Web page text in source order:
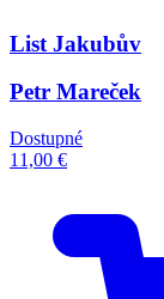
List Jakubův
Petr Mareček
Dostupné
11,00 €